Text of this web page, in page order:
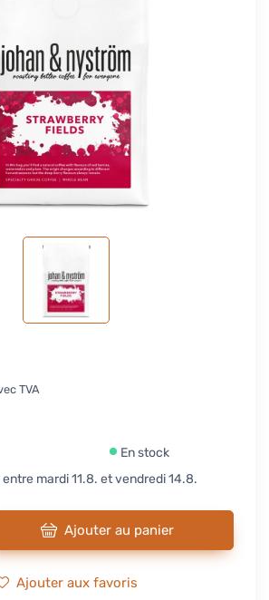
TVA
En stock
mardi 11.8. et vendredi 14.8.
Ajouter au panier
Ajouter aux favoris